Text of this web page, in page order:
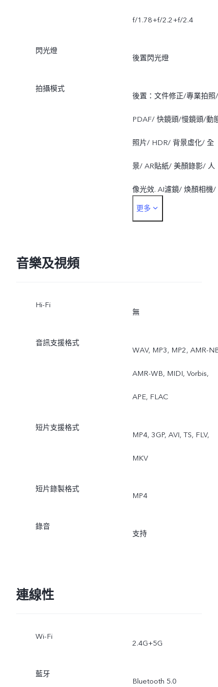
f/1.78+f/2.2+f/2.4
閃光燈
後置閃光燈
拍攝模式
後置：文件修正/專業拍照/
PDAF/ 快鏡頭/慢鏡頭/動
照片/ HDR/ 背景虛化/ 全
景/ AR貼紙/ 美顏錄影/ 人
像光效. AI濾鏡/ 焕顏相機/
AI人像構圖/ 超廣角/ 短視
鏡/ AR貼紙/ 美顏錄影/ 人
更多
音樂及視頻
Hi-Fi
無
音訊支援格式
WAV, MP3, MP2, AMR-
AMR-WB, MIDI, Vorbis,
APE, FLAC
短片支援格式
MP4, 3GP, AVI, TS, FLV,
MKV
短片錄製格式
MP4
錄音
支持
連線性
Wi-Fi
2.4G+5G
藍牙
Bluetooth 5.0